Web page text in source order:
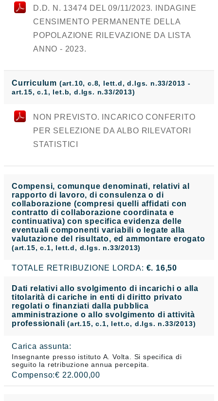
D.D. N. 13474 DEL 09/11/2023. INDAGINE
CENSIMENTO PERMANENTE DELLA
POPOLAZIONE RILEVAZIONE DA LISTA
ANNO - 2023.
Curriculum (art.10, c.8, lett.d, d.lgs. n.33/2013 -
art.15, c.1, let.b, d.lgs. n.33/2013)
NON PREVISTO. INCARICO CONFERITO
PER SELEZIONE DA ALBO RILEVATORI
STATISTICI
Compensi, comunque denominati, relativi al
rapporto di lavoro, di consulenza o di
collaborazione (compresi quelli affidati con
contratto di collaborazione coordinata e
continuativa) con specifica evidenza delle
eventuali componenti variabili o legate alla
valutazione del risultato, ed ammontare erogato
(art.15, c.1, lett.d, d.lgs. n.33/2013)
TOTALE RETRIBUZIONE LORDA: €. 16,50
Dati relativi allo svolgimento di incarichi o alla
titolarità di cariche in enti di diritto privato
regolati o finanziati dalla pubblica
amministrazione o allo svolgimento di attività
professionali(art.15, c.1, lett.c, d.lgs. n.33/2013)
Carica assunta:
Insegnante presso istituto A. Volta. Si specifica di
seguito la retribuzione annua percepita.
Compenso:€ 22.000,00